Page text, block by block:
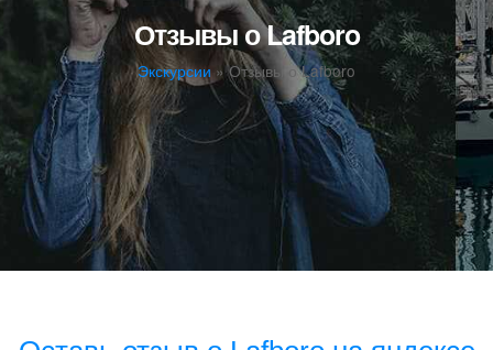
Отзывы о Lafboro
Экскурсии »Отзывы о Lafboro